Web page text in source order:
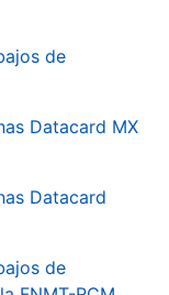
de
Datacard MX
Datacard
de